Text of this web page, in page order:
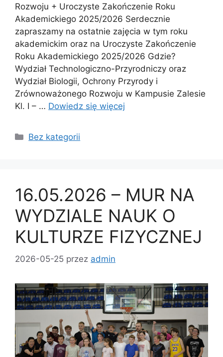
Rozwoju + Uroczyste Zakończenie Roku
Akademickiego 2025/2026 Serdecznie
zapraszamy na ostatnie zajęcia w tym roku
akademickim oraz na Uroczyste Zakończenie
Roku Akademickiego 2025/2026 Gdzie?
Wydział Technologiczno-Przyrodniczy oraz
Wydział Biologii, Ochrony Przyrody i
Zrównoważonego Rozwoju w Kampusie Zalesie
Kl. I – … Dowiedz się więcej
Bez kategorii
16.05.2026 – MUR NA
WYDZIALE NAUK O
KULTURZE FIZYCZNEJ
2026-05-25 przez admin